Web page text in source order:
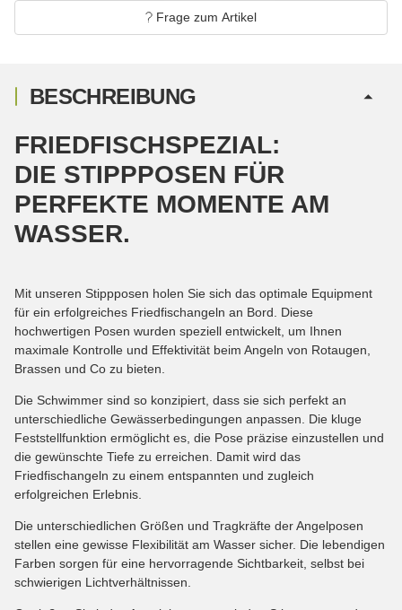
Frage zum Artikel
BESCHREIBUNG
FRIEDFISCHSPEZIAL:
DIE STIPPPOSEN FÜR
PERFEKTE MOMENTE AM
WASSER.
Mit unseren Stippposen holen Sie sich das optimale Equipment
für ein erfolgreiches Friedfischangeln an Bord. Diese
hochwertigen Posen wurden speziell entwickelt, um Ihnen
maximale Kontrolle und Effektivität beim Angeln von Rotaugen,
Brassen und Co zu bieten.
Die Schwimmer sind so konzipiert, dass sie sich perfekt an
unterschiedliche Gewässerbedingungen anpassen. Die kluge
Feststellfunktion ermöglicht es, die Pose präzise einzustellen und
die gewünschte Tiefe zu erreichen. Damit wird das
Friedfischangeln zu einem entspannten und zugleich
erfolgreichen Erlebnis.
Die unterschiedlichen Größen und Tragkräfte der Angelposen
stellen eine gewisse Flexibilität am Wasser sicher. Die lebendigen
Farben sorgen für eine hervorragende Sichtbarkeit, selbst bei
schwierigen Lichtverhältnissen.